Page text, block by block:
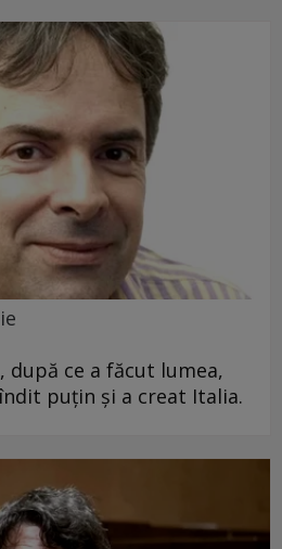
după ce a făcut lumea,
puțin și a creat Italia.